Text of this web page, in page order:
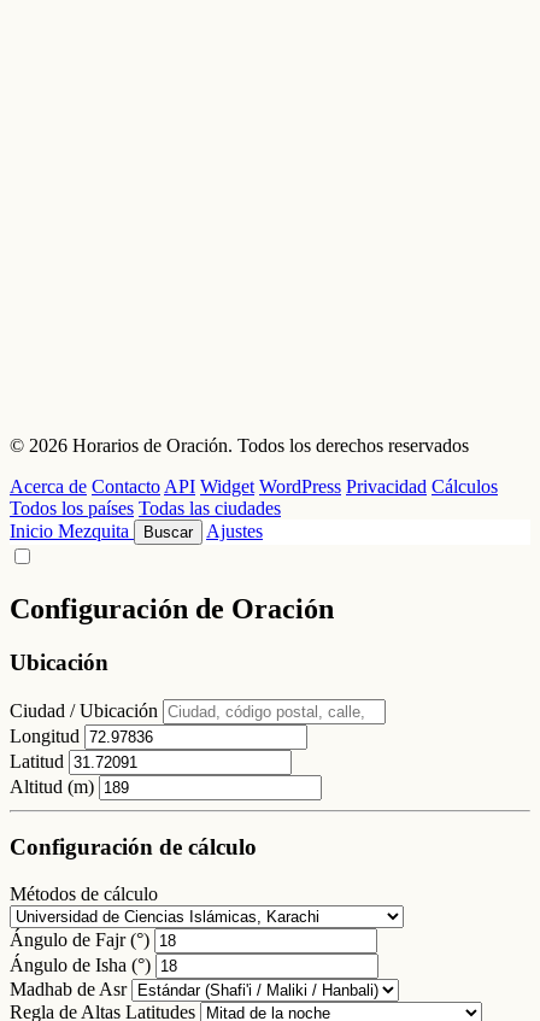
© 2026 Horarios de Oración. Todos los derechos reservados
Acerca de Contacto API Widget WordPress Privacidad Cálculos
Todos los países Todas las ciudades
Inicio Mezquita Buscar Ajustes
Configuración de Oración
Ubicación
Ciudad / Ubicación
Longitud
Latitud
Altitud (m)
Configuración de cálculo
Métodos de cálculo
Ángulo de Fajr (°)
Ángulo de Isha (°)
Madhab de Asr
Regla de Altas Latitudes